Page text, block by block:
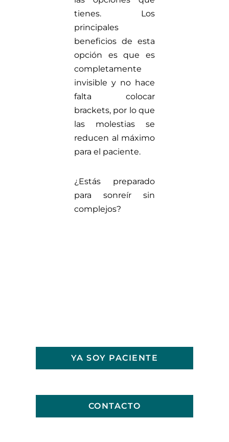
tienes. Los
principales
beneficios de esta
opción es que es
completamente
invisible y no hace
falta colocar
brackets, por lo que
las molestias se
reducen al máximo
para el paciente.
¿Estás preparado
para sonreír sin
complejos?
YA SOY PACIENTE
CONTACTO